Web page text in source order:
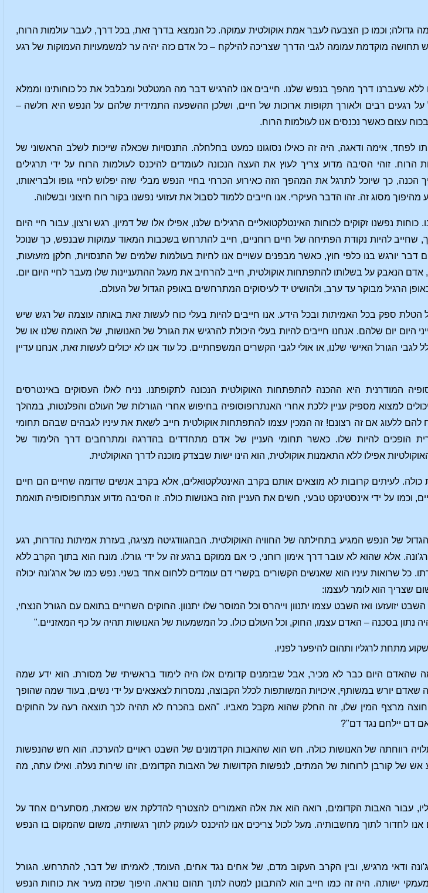
גדולה; וכמו כן הצבעה לעבר אמת אוקולטית עמוקה. כל הנמצא בדרך זאת, בכל דרך, לעבר עולמות הרוח,
תחושה מוקדמת עמומה לגבי הדרך שצריכה להילקח – כל אדם כזה יהיה ער למשמעויות העמוקות של רגע
ללא שעברנו דרך מהפך בנפש שלנו. חייבים אנו להרגיש דבר מה המטלטל ומבלבל את כל כוחותינו וממלא
רגעים רבים ולאורך תקופות ארוכות של חיים, ושלכן ההשפעה התמידית שלהם על הנפש היא חלשה –
עצום כאשר נכנסים אנו לעולמות הרוח.
לפחד, אימה ודאגה, היה זה כאילו נסוגונו כמעט בחלחלה. התנסויות שכאלה שייכות לשלב הראשוני של
זוהי הסיבה מדוע צריך לעוץ את העצה הנכונה לעומדים להיכנס לעולמות הרוח על ידי תרגילים
הכנה, כך שיוכל לתרגל את המהפך הזה כאירוע הכרחי בחיי הנפש מבלי שזה יפלוש לחיי גופו ולבריאותו,
מסוג זה. זהו הדבר העיקרי. אנו חייבים ללמוד לסבול את זעזועי נפשנו בקור רוח חיצוני ובשלווה.
נפשנו זקוקים לכוחות האינטלקטואליים הרגילים שלנו, אפילו אלו של דמיון, רגש ורצון, עבור חיי היום
שחייב להיות נקודת הפתיחה של חיים רוחניים, חייב להתרחש בשכבות המאוד עמוקות שבנפש, כך שנוכל
דבר יורגש בנו כלפי חוץ, כאשר מבפנים עשויים אנו לחיות בעולמות שלמים של התנסויות, חלקן מזעזעות,
הנאבק על בשלותו להתפתחות אוקולטית, חייב להרחיב את מעגל ההתעניינות שלו מעבר לחיי היום יום.
הרגיל מבוקר עד ערב, ולהושיט יד לעיסוקים המתרחשים באופק הגדול של העולם.
הטלת ספק בכל האמיתות ובכל הידע. אנו חייבים להיות בעלי כוח לעשות זאת באותה עוצמה של רגש שיש
היום יום שלהם. אנחנו חייבים להיות בעלי היכולת להרגיש את הגורל של האנושות, של האומה שלנו או של
לגבי הגורל האישי שלנו, או אולי לגבי הקשרים המשפחתיים. כל עוד אנו לא יכולים לעשות זאת, אנחנו עדיין
המודרנית היא ההכנה להתפתחות האוקולטית הנכונה לתקופתנו. נניח לאלו העסוקים באינטרסים
למצוא מספיק עניין ללכת אחרי האנתרופוסופיה בחיפוש אחרי הגורלות של העולם והפלנטות, במהלך
להם ללעוג אם זה רצונם! זה המכין עצמו להתפתחות אוקולטית חייב לשאת את עיניו לגבהים שבהם תחומי
הופכים להיות שלו. כאשר תחומי העניין של אדם מתחדדים בהדרגה ומתרחבים דרך הלימוד של
אפילו ללא התאמנות אוקולטית, הוא הינו ישות שבצדק מוכנה לדרך האוקולטית.
כולה. לעיתים קרובות לא מוצאים אותם בקרב האינטלקטואלים, אלא בקרב אנשים שדומה שחיים הם חיים
וכמו על ידי אינסטינקט טבעי, חשים את העניין הזה באנושות כולה. זו הסיבה מדוע אנתרופוסופיה תואמת
של הנפש המגיע בתחילתה של החוויה האוקולטית. הבהגוודגיטה מציגה, בעזרת אמיתות נהדרות, רגע
אלא שהוא לא עובר דרך אימון רוחני, כי אם ממוקם ברגע זה על ידי גורלו. מונח הוא בתוך הקרב ללא
כל שרואות עיניו הוא שאנשים הקשורים בקשרי דם עומדים ללחום אחד בשני. נפש כמו של ארג'ונה יכולה
שצריך הוא לומר לעצמו:
יזועזעו ואז השבט עצמו יתנוון וייהרס וכל המוסר שלו יתנוון. החוקים השרויים בתואם עם הגורל הנצחי,
נתון בסכנה – האדם עצמו, החוק, וכל העולם כולו. כל המשמעות של האנושות תהיה על כף המאזניים."
מתחת לרגליו ותהום להיפער לפניו.
שהאדם היום כבר לא מכיר, אבל שבזמנים קדומים אלו היה לימוד בראשיתי של מסורת. הוא ידע שמה
שאדם יורש במשותף, איכויות המשותפות לכלל הקבוצה, נמסרות לצאצאים על ידי נשים, בעוד שמה שהופך
החוצה מרצף המין שלו, זה החלק שהוא מקבל מאביו. "האם בהכרח לא תהיה לכך תוצאה רעה על החוקים
דם יילחם נגד דם"?
רווחתה של האנושות כולה. חש הוא שהאבות הקדמונים של השבט ראויים להערכה. הוא חש שהנפשות
של קורבן לרוחות של המתים, לנפשות הקדושות של האבות הקדומים, זהו שירות נעלה. ואילו עתה, מה
עבור האבות הקדומים, רואה הוא את אלה האמורים להצטרף להדלקת אש שכזאת, מסתערים אחד על
לחדור לתוך מחשבותיה. מעל לכול צריכים אנו להיכנס לעומק לתוך רגשותיה, משום שהמקום בו הנפש
ודאי מרגיש, ובין הקרב העקוב מדם, של אחים נגד אחים, העומד, לאמיתו של דבר, להתרחש. הגורל
ישותה. היה זה כמו חייב הוא להתבונן למטה לתוך תהום נוראה. היפוך שכזה מעיר את כוחות הנפש